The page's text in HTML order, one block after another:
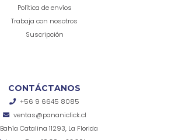
Política de envíos
Trabaja con nosotros
Suscripción
CONTÁCTANOS
+56 9 6645 8085
ventas@pananiclick.cl
Bahía Catalina 11293, La Florida